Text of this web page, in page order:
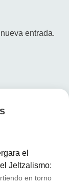
entrada.
el
Jeltzalismo:
en torno